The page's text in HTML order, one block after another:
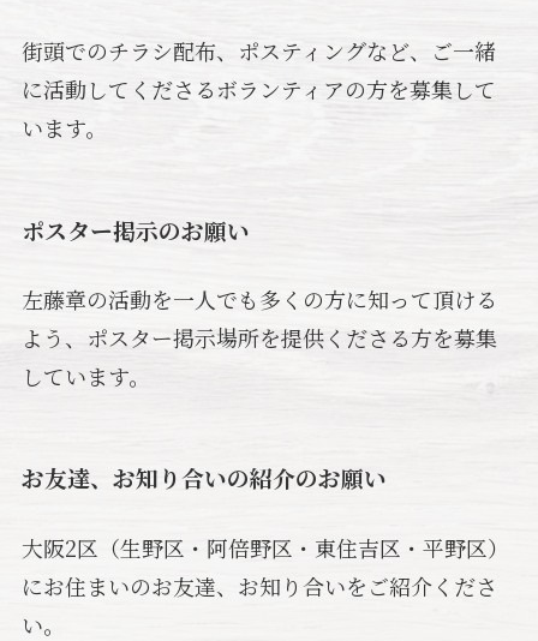
街頭でのチラシ配布、ポスティングなど、ご一緒
に活動してくださるボランティアの方を募集して
います。
ポスター掲示のお願い
左藤章の活動を一人でも多くの方に知って頂ける
よう、ポスター掲示場所を提供くださる方を募集
しています。
お友達、お知り合いの紹介のお願い
大阪2区（生野区・阿倍野区・東住吉区・平野区）
にお住まいのお友達、お知り合いをご紹介くださ
い。